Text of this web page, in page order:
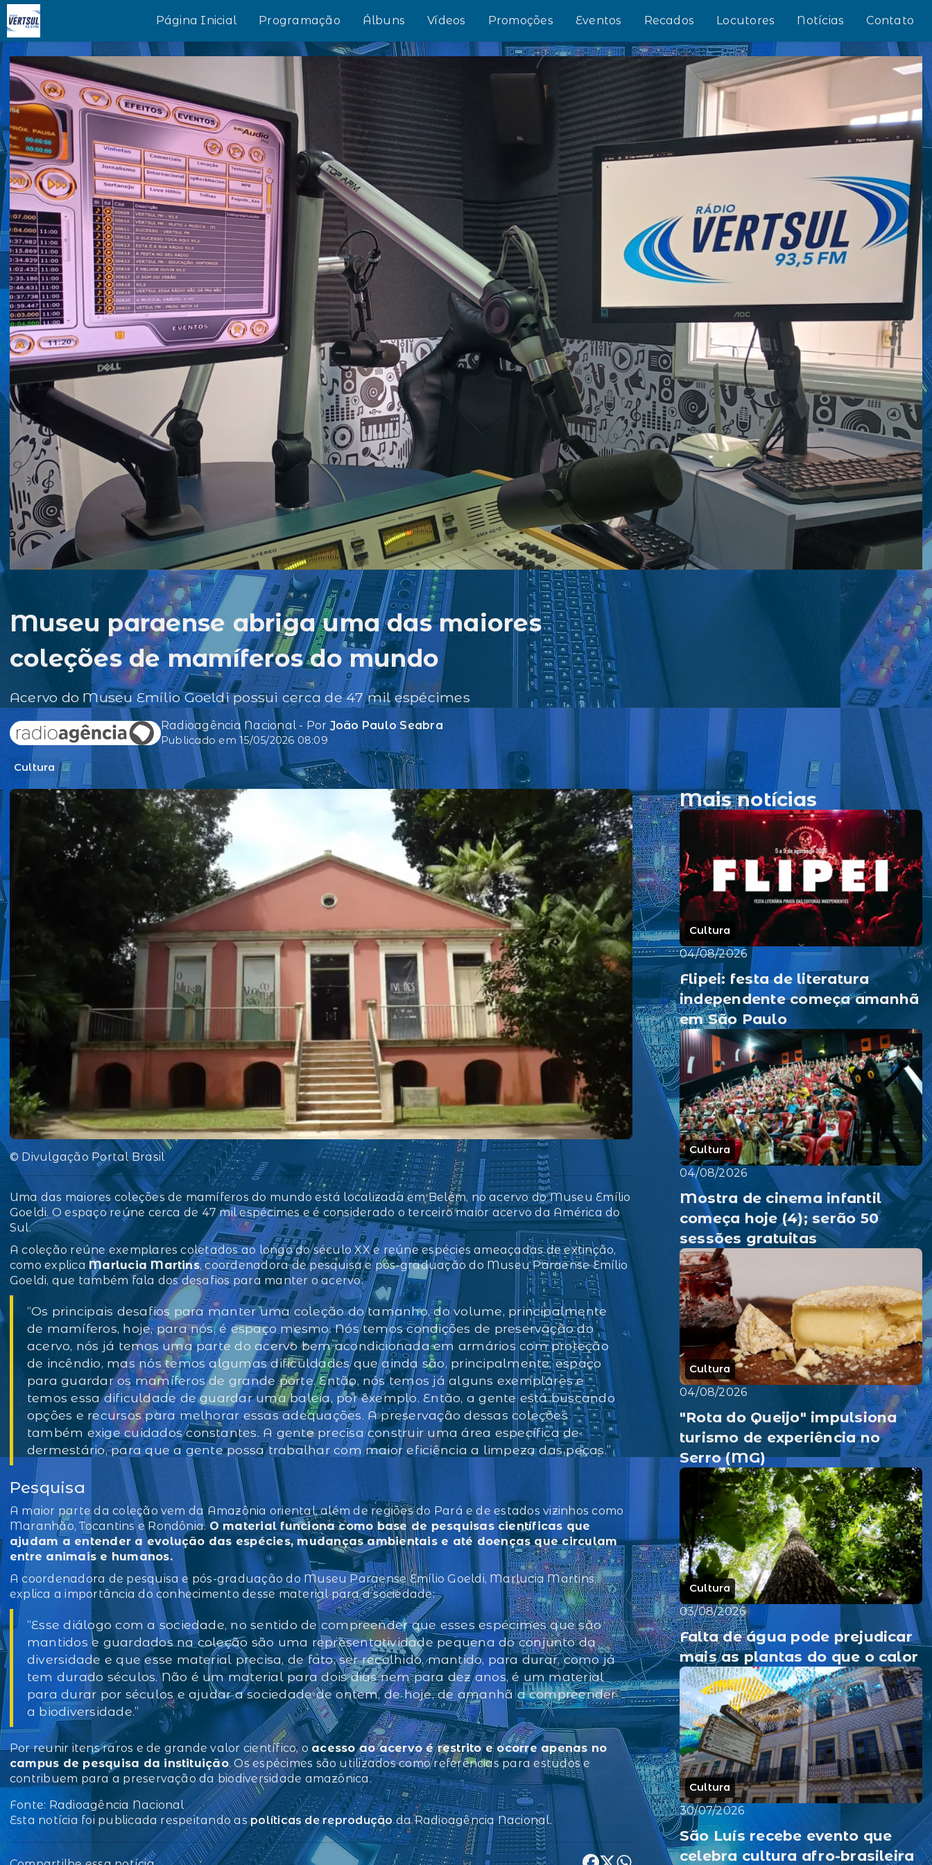
Página Inicial Programação Álbuns Vídeos Promoções Eventos Recados Locutores Notícias Contato
Museu paraense abriga uma das maiores
coleções de mamíferos do mundo
Acervo do Museu Emílio Goeldi possui cerca de 47 mil espécimes
Radioagência Nacional - Por João Paulo Seabra
Publicado em 15/05/2026 08:09
Cultura
© Divulgação Portal Brasil
Uma das maiores coleções de mamíferos do mundo está localizada em Belém, no acervo do Museu Emílio
Goeldi. O espaço reúne cerca de 47 mil espécimes e é considerado o terceiro maior acervo da América do
Sul.
A coleção reúne exemplares coletados ao longo do século XX e reúne espécies ameaçadas de extinção,
como explica Marlucia Martins, coordenadora de pesquisa e pós-graduação do Museu Paraense Emílio
Goeldi, que também fala dos desafios para manter o acervo:
“Os principais desafios para manter uma coleção do tamanho, do volume, principalmente
de mamíferos, hoje, para nós, é espaço mesmo. Nós temos condições de preservação do
acervo, nós já temos uma parte do acervo bem acondicionada em armários com proteção
de incêndio, mas nós temos algumas dificuldades que ainda são, principalmente, espaço
para guardar os mamíferos de grande porte. Então, nós temos já alguns exemplares e
temos essa dificuldade de guardar uma baleia, por exemplo. Então, a gente está buscando
opções e recursos para melhorar essas adequações. A preservação dessas coleções
também exige cuidados constantes. A gente precisa construir uma área específica de
dermestário, para que a gente possa trabalhar com maior eficiência a limpeza das peças.”
Pesquisa
A maior parte da coleção vem da Amazônia oriental, além de regiões do Pará e de estados vizinhos como
Maranhão, Tocantins e Rondônia. O material funciona como base de pesquisas científicas que
ajudam a entender a evolução das espécies, mudanças ambientais e até doenças que circulam
entre animais e humanos.
A coordenadora de pesquisa e pós-graduação do Museu Paraense Emílio Goeldi, Marlucia Martins,
explica a importância do conhecimento desse material para a sociedade:
“Esse diálogo com a sociedade, no sentido de compreender que esses espécimes que são
mantidos e guardados na coleção são uma representatividade pequena do conjunto da
diversidade e que esse material precisa, de fato, ser recolhido, mantido, para durar, como já
tem durado séculos. Não é um material para dois dias nem para dez anos, é um material
para durar por séculos e ajudar a sociedade de ontem, de hoje, de amanhã a compreender
a biodiversidade.”
Por reunir itens raros e de grande valor científico, oacesso ao acervo é restrito e ocorre apenas no
campus de pesquisa da instituição. Os espécimes são utilizados como referências para estudos e
contribuem para a preservação da biodiversidade amazônica.
Fonte: Radioagência Nacional
Esta notícia foi publicada respeitando aspolíticas de reproduçãoda Radioagência Nacional.
Mais notícias
Cultura
04/08/2026
Flipei: festa de literatura
independente começa amanhã
em São Paulo
Cultura
04/08/2026
Mostra de cinema infantil
começa hoje (4); serão 50
sessões gratuitas
Cultura
04/08/2026
"Rota do Queijo" impulsiona
turismo de experiência no
Serro (MG)
Cultura
03/08/2026
Falta de água pode prejudicar
mais as plantas do que o calor
Cultura
30/07/2026
São Luís recebe evento que
celebra cultura afro-brasileira